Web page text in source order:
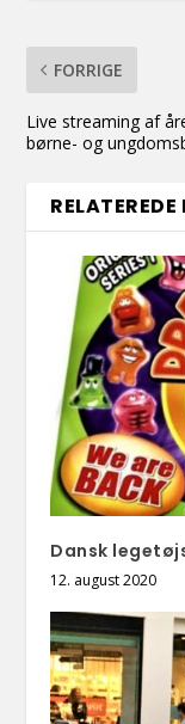
FORRIGE
Live streaming af
børne- og
Dansk
12. august 2020